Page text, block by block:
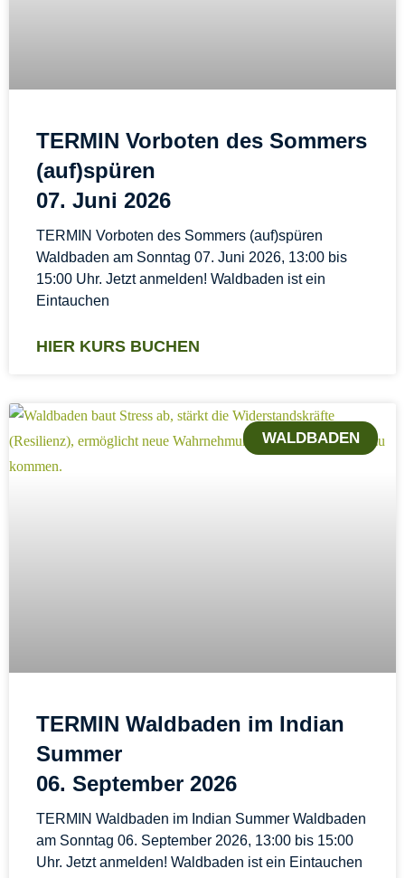
TERMIN Vorboten des Sommers
(auf)spüren
07. Juni 2026
TERMIN Vorboten des Sommers (auf)spüren
Waldbaden am Sonntag 07. Juni 2026, 13:00 bis
15:00 Uhr. Jetzt anmelden! Waldbaden ist ein
Eintauchen
HIER KURS BUCHEN
WALDBADEN
TERMIN Waldbaden im Indian
Summer
06. September 2026
TERMIN Waldbaden im Indian Summer Waldbaden
am Sonntag 06. September 2026, 13:00 bis 15:00
Uhr. Jetzt anmelden! Waldbaden ist ein Eintauchen